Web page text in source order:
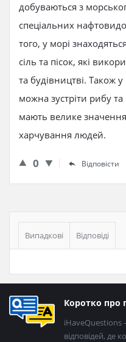
добуваються з
спеціальних
того, у морі
сіль та пісок, які
та будівництві. Також
можна зустріти рибу та
мають велике
харчування людей.
0 Відповісти
Бічна
панель
Випадкові Відповіді
Нижній
колонтитул
Коротко про
iHaveQuestions
відповідей, де